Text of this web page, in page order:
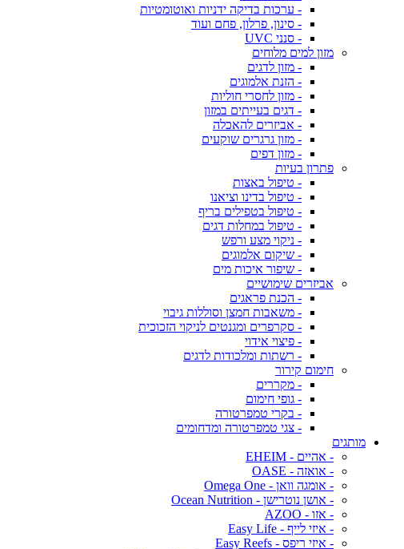
- ערכות בדיקה ידניות ואוטומטיות
- סינון, פרלון, פחם ועוד
- סנני UVC
מזון למים מלוחים
- מזון לדגים
- הזנת אלמוגים
- מזון לחסרי חוליות
- דגים בעייתים במזון
- אביזרים להאכלה
- מזון גרגרים שוקעים
- מזון דפים
פתרון בעיות
- טיפול באצות
- טיפול בדינו וציאנו
- טיפול בטפילים בריף
- טיפול במחלות דגים
- ניקוי מצע ורפש
- שיקום אלמוגים
- שיפור איכות מים
אביזרים שימושיים
- הכנת פראגים
- משאבות חמצן וסוללות גיבוי
- סקרפרים ומגנטים לניקוי הזכוכית
- פיצוי אידוי
- רשתות ומלכודות לדגים
חימום קירור
- מקררים
- גופי חימום
- בקרי טמפרטורה
- צגי טמפרטורה ומדחומים
מותגים
- אהיים - EHEIM
- אואזה - OASE
- אומגה וואן - Omega One
- אושן נוטרישן - Ocean Nutrition
- אזו - AZOO
- איזי לייף - Easy Life
- איזי ריפס - Easy Reefs